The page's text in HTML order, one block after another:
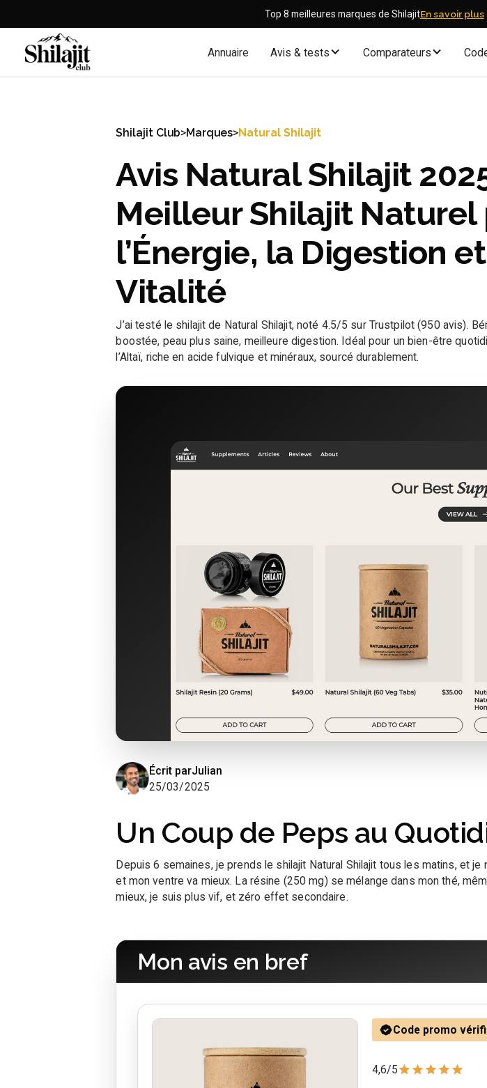
Top 8 meilleures marques de ShilajitEn savoir plus
Annuaire Avis & tests Comparateurs
Shilajit Club>Marques>Natural Shilajit
Avis Natural Shilajit
Meilleur Shilajit Naturel
l’Énergie, la Digestion
Vitalité
J’ai testé le shilajit de Natural Shilajit, noté 4.5/5 sur Trustpilot (950 avis).
boostée, peau plus saine, meilleure digestion. Idéal pour un bien-être
l’Altaï, riche en acide fulvique et minéraux, sourcé durablement.
Écrit parJulian
25/03/2025
Un Coup de Peps au
Depuis 6 semaines, je prends le shilajit Natural Shilajit tous les matins, et
et mon ventre va mieux. La résine (250 mg) se mélange dans mon thé,
mieux, je suis plus vif, et zéro effet secondaire.
Mon avis en bref
Code promo
4,6/5